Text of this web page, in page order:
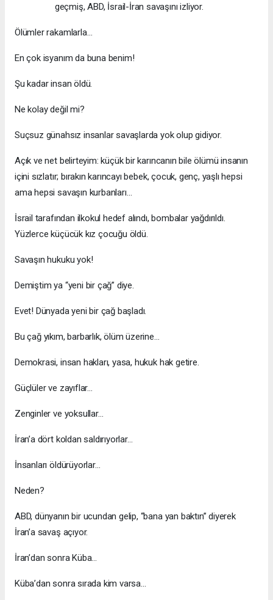
geçmiş, ABD, İsrail-İran savaşını izliyor.
Ölümler rakamlarla…
En çok isyanım da buna benim!
Şu kadar insan öldü.
Ne kolay değil mi?
Suçsuz günahsız insanlar savaşlarda yok olup gidiyor.
Açık ve net belirteyim: küçük bir karıncanın bile ölümü insanın
içini sızlatır; bırakın karıncayı bebek, çocuk, genç, yaşlı hepsi
ama hepsi savaşın kurbanları…
İsrail tarafından ilkokul hedef alındı, bombalar yağdırıldı.
Yüzlerce küçücük kız çocuğu öldü.
Savaşın hukuku yok!
Demiştim ya “yeni bir çağ” diye.
Evet! Dünyada yeni bir çağ başladı.
Bu çağ yıkım, barbarlık, ölüm üzerine…
Demokrasi, insan hakları, yasa, hukuk hak getire.
Güçlüler ve zayıflar…
Zenginler ve yoksullar…
İran’a dört koldan saldırıyorlar…
İnsanları öldürüyorlar…
Neden?
ABD, dünyanın bir ucundan gelip, “bana yan baktın” diyerek
İran’a savaş açıyor.
İran’dan sonra Küba…
Küba’dan sonra sırada kim varsa…